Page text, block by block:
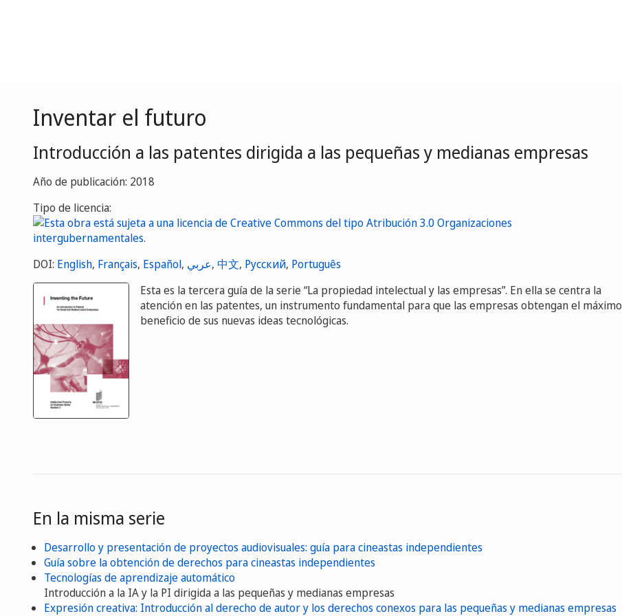
Inventar el futuro
Introducción a las patentes dirigida a las pequeñas y medianas empresas
Año de publicación: 2018
Tipo de licencia:
DOI: English, Français, Español, عربي, 中文, Русский, Português
Esta es la tercera guía de la serie “La propiedad intelectual y las empresas”. En ella se centra la
atención en las patentes, un instrumento fundamental para que las empresas obtengan el máximo
beneficio de sus nuevas ideas tecnológicas.
En la misma serie
Desarrollo y presentación de proyectos audiovisuales: guía para cineastas independientes
Guía sobre la obtención de derechos para cineastas independientes
Tecnologías de aprendizaje automático
Introducción a la IA y la PI dirigida a las pequeñas y medianas empresas
Expresión creativa: Introducción al derecho de autor y los derechos conexos para las pequeñas y medianas empresas